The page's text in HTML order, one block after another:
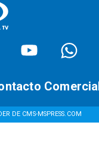
DE CMS-MSPRESS.COM
Comercial